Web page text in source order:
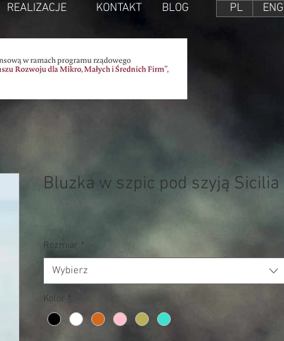
PL ENG
REALIZACJE KONTAKT BLOG
Bluzka w szpic pod szyją Sicilia
SKU: TSULSCL
Rozmiar *
Wybierz
Kolor *